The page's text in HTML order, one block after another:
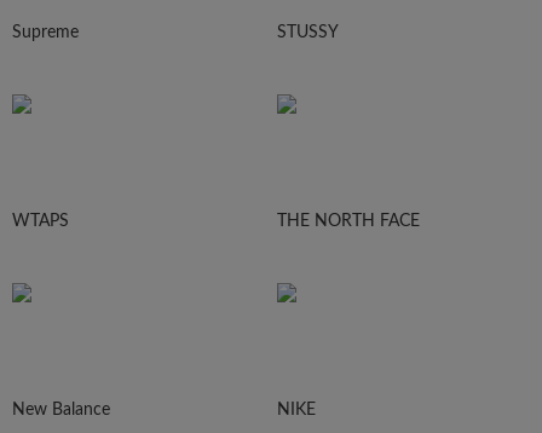
Supreme STUSSY
WTAPS THE NORTH FACE
New Balance NIKE